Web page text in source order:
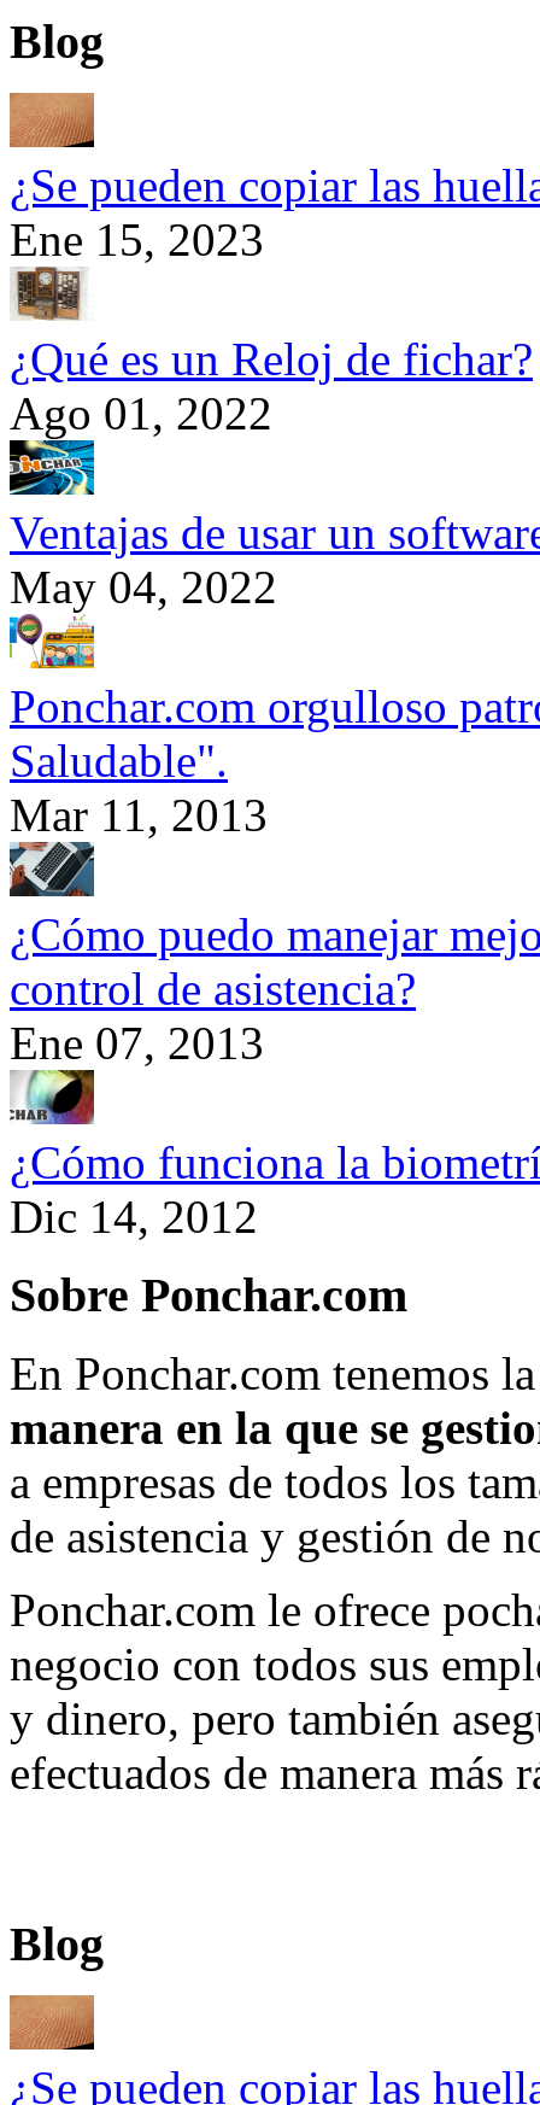
Blog
¿Se pueden copiar las
Ene 15, 2023
¿Qué es un Reloj de fichar?
Ago 01, 2022
Ventajas de usar un
May 04, 2022
Ponchar.com orgulloso
Saludable".
Mar 11, 2013
¿Cómo puedo manejar
control de asistencia?
Ene 07, 2013
¿Cómo funciona la
Dic 14, 2012
Sobre Ponchar.com
En Ponchar.com tenemos
manera en la que se
a empresas de todos los
de asistencia y gestión de
Ponchar.com le ofrece
negocio con todos sus
y dinero, pero también
efectuados de manera más
Blog
¿Se pueden copiar las